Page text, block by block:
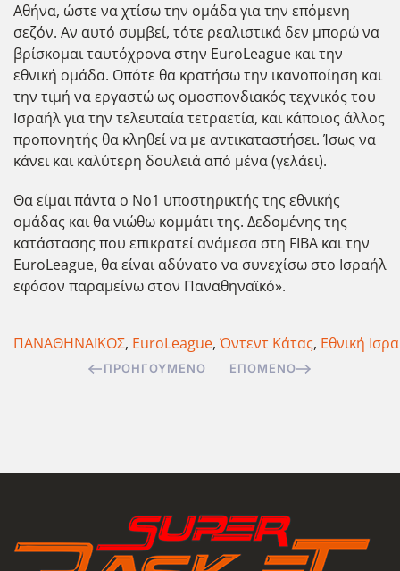
Αθήνα, ώστε να χτίσω την ομάδα για την επόμενη
σεζόν. Αν αυτό συμβεί, τότε ρεαλιστικά δεν μπορώ να
βρίσκομαι ταυτόχρονα στην EuroLeague και την
εθνική ομάδα. Οπότε θα κρατήσω την ικανοποίηση και
την τιμή να εργαστώ ως ομοσπονδιακός τεχνικός του
Ισραήλ για την τελευταία τετραετία, και κάποιος άλλος
προπονητής θα κληθεί να με αντικαταστήσει. Ίσως να
κάνει και καλύτερη δουλειά από μένα (γελάει).
Θα είμαι πάντα ο Νο1 υποστηρικτής της εθνικής
ομάδας και θα νιώθω κομμάτι της. Δεδομένης της
κατάστασης που επικρατεί ανάμεσα στη FIBA και την
EuroLeague, θα είναι αδύνατο να συνεχίσω στο Ισραήλ
εφόσον παραμείνω στον Παναθηναϊκό».
ΠΑΝΑΘΗΝΑΪΚΟΣ, EuroLeague, Όντεντ Κάτας, Εθνική
ΠΡΟΗΓΟΎΜΕΝΟ ΕΠΌΜΕΝΟ